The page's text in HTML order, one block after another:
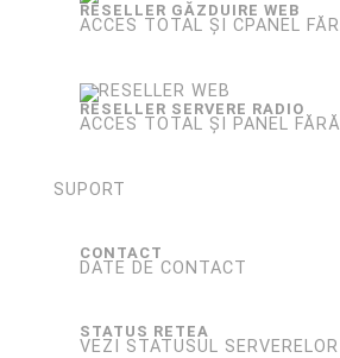
RESELLER GĂZDUIRE WEB
ACCES TOTAL ȘI CPANEL
RESELLER SERVERE RADIO
ACCES TOTAL ȘI PANEL
SUPORT
CONTACT
DATE DE CONTACT
STATUS RETEA
VEZI STATUSUL SERVERELOR